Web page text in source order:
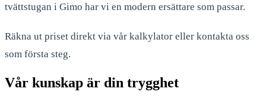
tvättstugan i Gimo har vi en modern ersättare som passar.
Räkna ut priset direkt via vår kalkylator eller kontakta oss
som första steg.
Vår kunskap är din trygghet